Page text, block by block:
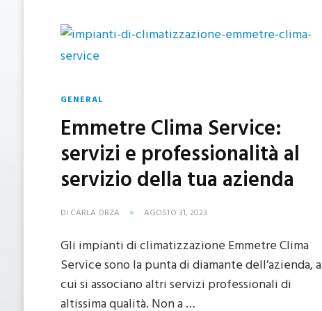
GENERAL
Emmetre Clima Service:
servizi e professionalità al
servizio della tua azienda
DI CARLA ORZA AGOSTO 31, 2023
Gli impianti di climatizzazione Emmetre Clima
Service sono la punta di diamante dell’azienda, a
cui si associano altri servizi professionali di
altissima qualità. Non a …